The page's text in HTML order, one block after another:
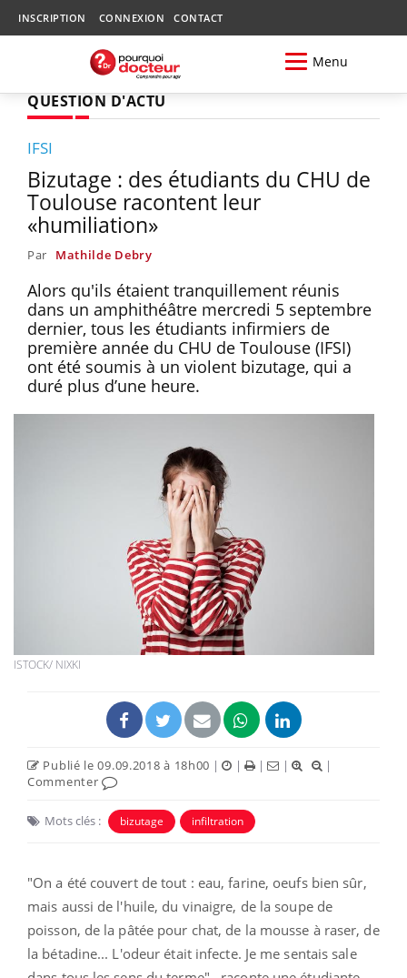
INSCRIPTION CONNEXION CONTACT
Menu
QUESTION D'ACTU
IFSI
Bizutage : des étudiants du CHU de
Toulouse racontent leur
«humiliation»
Par Mathilde Debry
Alors qu'ils étaient tranquillement réunis
dans un amphithéâtre mercredi 5 septembre
dernier, tous les étudiants infirmiers de
première année du CHU de Toulouse (IFSI)
ont été soumis à un violent bizutage, qui a
duré plus d’une heure.
ISTOCK/ NIXKI
Publié le 09.09.2018 à 18h00 | | | |
|
Commenter
Mots clés : bizutage infiltration
"On a été couvert de tout : eau, farine, oeufs bien sûr,
mais aussi de l'huile, du vinaigre, de la soupe de
poisson, de la pâtée pour chat, de la mousse à raser, de
la bétadine... L'odeur était infecte. Je me sentais sale